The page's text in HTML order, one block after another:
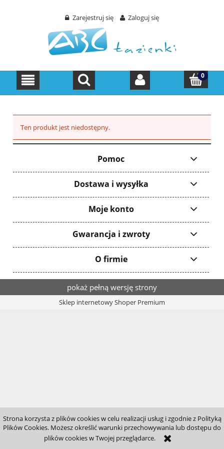
Strona korzysta z plików cookies w celu realizacji usług i zgodnie z Polityką
Plików Cookies. Możesz określić warunki przechowywania lub dostępu do
plików cookies w Twojej przeglądarce.
Zarejestruj się Zaloguj się
Ten produkt jest niedostępny.
Pomoc
Dostawa i wysyłka
Moje konto
Gwarancja i zwroty
O firmie
pokaż pełną wersję strony
Sklep internetowy Shoper Premium